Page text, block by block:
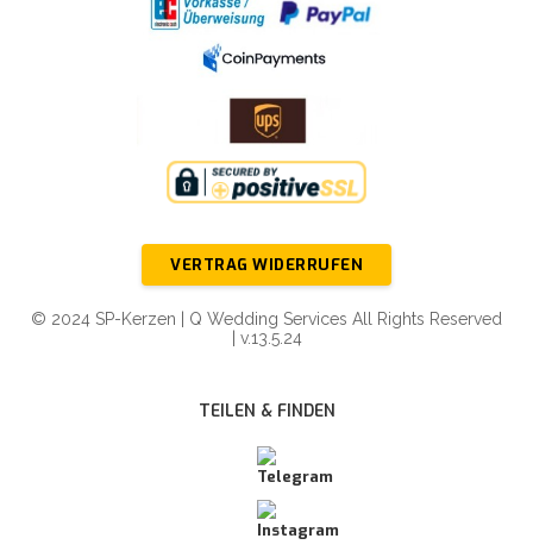
VERTRAG WIDERRUFEN
© 2024 SP-Kerzen | Q Wedding Services All Rights Reserved
| v.13.5.24
TEILEN & FINDEN